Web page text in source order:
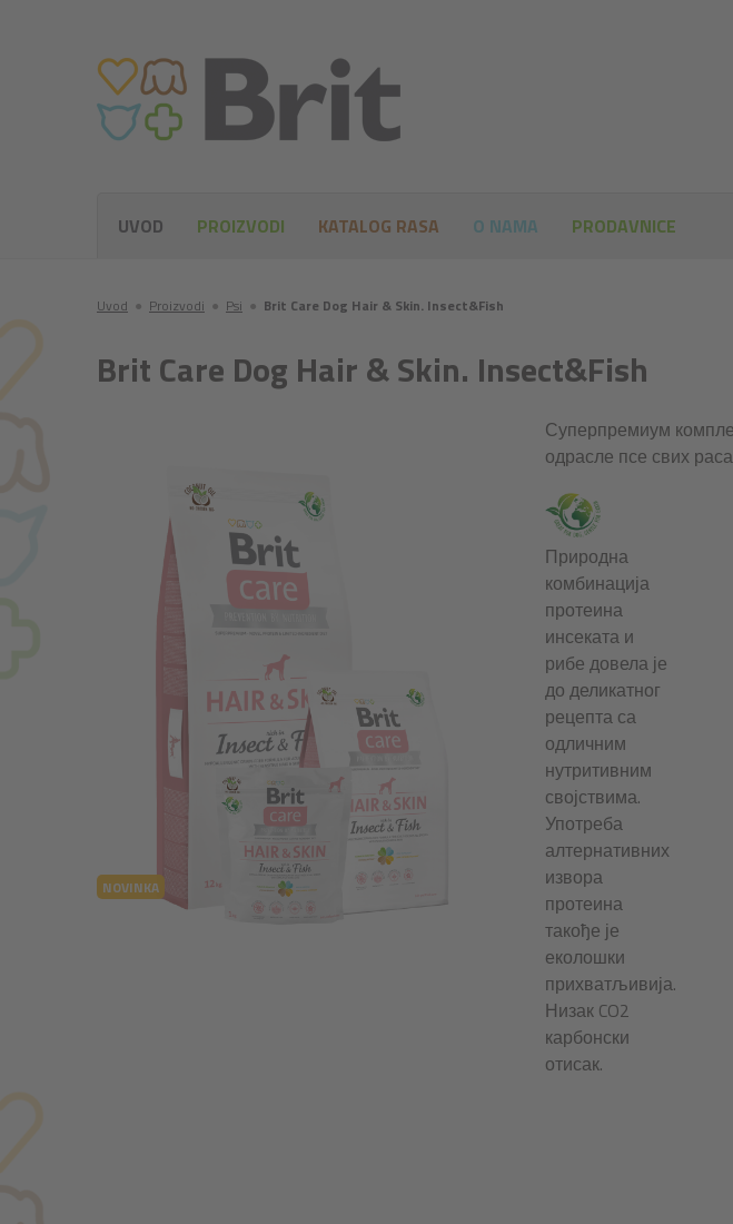
Uvod ● Proizvodi ● Psi ● Brit Care Dog Hair & Skin. Insect&Fish
Brit Care Dog Hair & Skin. Insect&Fish
NOVINKA
Суперпремиум
одрасле псе свих
Природна
комбинација
протеина
инсеката и
рибе довела је
до деликатног
рецепта са
одличним
нутритивним
својствима.
Употреба
алтернативних
извора
протеина
такође је
еколошки
прихватљивија.
Низак CO2
карбонски
отисак.
UVOD PROIZVODI KATALOG RASA O NAMA PRODAVNICE